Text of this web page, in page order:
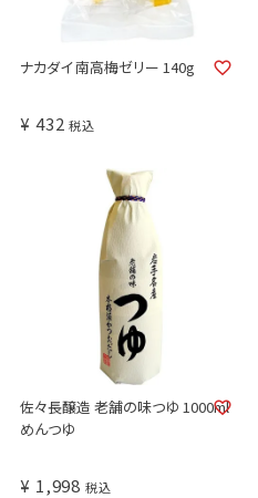
ナカダイ 南高梅ゼリー 140g
¥ 432 税込
佐々長醸造 老舗の味つゆ 1000ml
めんつゆ
¥ 1,998 税込